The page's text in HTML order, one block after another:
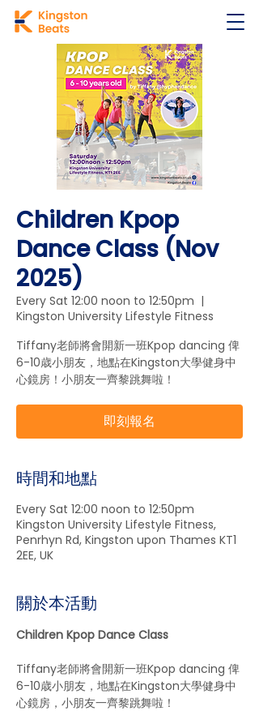
Children Kpop
Dance Class (Nov
2025)
Every Sat 12:00 noon to 12:50pm
  |
Kingston University Lifestyle Fitness
Tiffany老師將會開新一班Kpop dancing 俾
6-10歳小朋友，地點在Kingston大學健身中
心鏡房！小朋友一齊黎跳舞啦！
即刻報名
時間和地點
Every Sat 12:00 noon to 12:50pm
Kingston University Lifestyle Fitness,
Penrhyn Rd, Kingston upon Thames KT1
2EE, UK
關於本活動
Children Kpop Dance Class
Tiffany老師將會開新一班Kpop dancing 俾
6-10歳小朋友，地點在Kingston大學健身中
心鏡房，小朋友一齊黎跳舞啦！